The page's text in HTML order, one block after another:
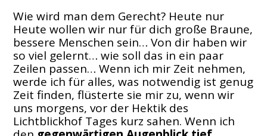
Wie wird man dem Gerecht? Heute nur
Heute wollen wir nur für dich große Braune,
bessere Menschen sein… Von dir haben wir
so viel gelernt… wie soll das in ein paar
Zeilen passen… Wenn ich mir Zeit nehmen,
werde ich für alles, was notwendig ist genug
Zeit finden, flüsterte sie mir zu, wenn wir
uns morgens, vor der Hektik des
Lichtblickhof Tages kurz sahen. Wenn ich